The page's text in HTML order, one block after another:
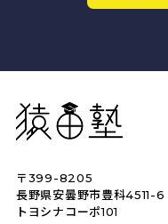
猿田塾
〒399-8205
長野県安曇野市豊科4511-6
トヨシナコーポ101